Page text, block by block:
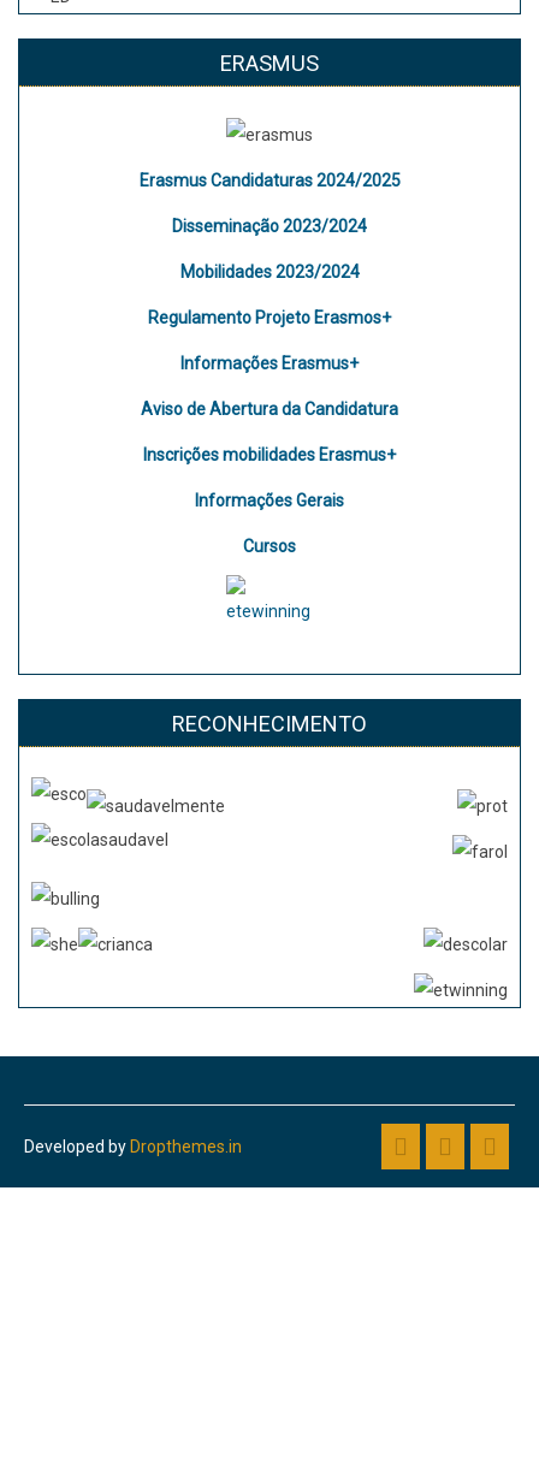
ERASMUS
Erasmus Candidaturas 2024/2025
Disseminação 2023/2024
Mobilidades 2023/2024
Regulamento Projeto Erasmos+
Informações Erasmus+
Aviso de Abertura da Candidatura
Inscrições mobilidades Erasmus+
Informações Gerais
Cursos
RECONHECIMENTO
Developed by Dropthemes.in